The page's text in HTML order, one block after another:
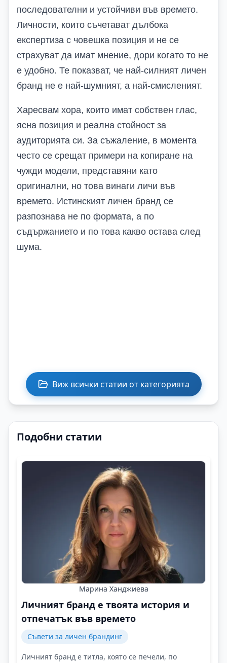
последователни и устойчиви във времето.
Личности, които съчетават дълбока
експертиза с човешка позиция и не се
страхуват да имат мнение, дори когато то не
е удобно. Те показват, че най-силният личен
бранд не е най-шумният, а най-смисленият.
Харесвам хора, които имат собствен глас,
ясна позиция и реална стойност за
аудиторията си. За съжаление, в момента
често се срещат примери на копиране на
чужди модели, представяни като
оригинални, но това винаги личи във
времето. Истинският личен бранд се
разпознава не по формата, а по
съдържанието и по това какво остава след
шума.
Виж всички статии от категорията
Подобни статии
Марина Ханджиева
Личният бранд е твоята история и
отпечатък във времето
Съвети за личен брандинг
Личният бранд е титла, която се печели, по